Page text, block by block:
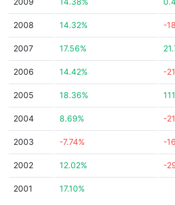
2008 14.32% -
2007 17.56%
2006 14.42% -
2005 18.36%
2004 8.69% -
2003 -7.74% -
2002 12.02% -
2001 17.10%